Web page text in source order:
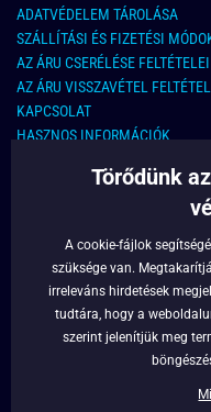
ADATVÉDELEM TÁROLÁSA
SZÁLLÍTÁSI ÉS FIZETÉSI
AZ ÁRU CSERÉLÉSE FELTÉTELEI
AZ ÁRU VISSZAVÉTEL
KAPCSOLAT
HASZNOS INFORMÁCIÓK
KAPCSOLAT
info@legyferfi.hu
FONTOS INFORMÁCIÓK
RÓLUNK
Törődünk
A cookie-fájlok
szüksége van.
irreleváns hirdetések
tudtára, hogy a
szerint jelenítjük meg